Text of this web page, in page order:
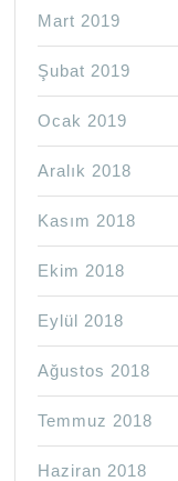
Mart 2019
Şubat 2019
Ocak 2019
Aralık 2018
Kasım 2018
Ekim 2018
Eylül 2018
Ağustos 2018
Temmuz 2018
Haziran 2018